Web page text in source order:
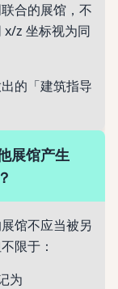
合的展馆，不
x/z 坐标视为同
的「建筑指导
展馆产生
馆不应当被另
限于：
为